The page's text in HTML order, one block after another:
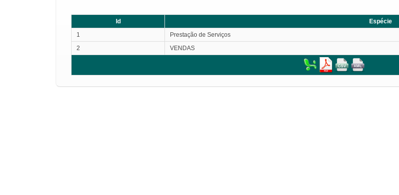
Id
Espécie
1
Prestação de Serviços
2
VENDAS